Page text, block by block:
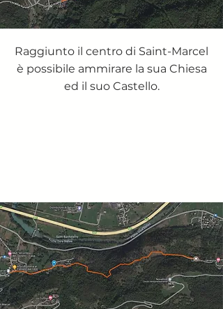
Raggiunto il centro di Saint-Marcel
è possibile ammirare la sua Chiesa
ed il suo Castello.